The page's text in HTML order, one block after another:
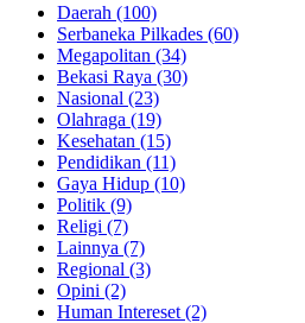
Daerah (100)
Serbaneka Pilkades (60)
Megapolitan (34)
Bekasi Raya (30)
Nasional (23)
Olahraga (19)
Kesehatan (15)
Pendidikan (11)
Gaya Hidup (10)
Politik (9)
Religi (7)
Lainnya (7)
Regional (3)
Opini (2)
Human Intereset (2)